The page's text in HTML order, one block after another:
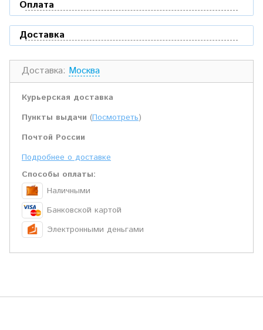
Оплата
Доставка
Доставка: Москва
Курьерская доставка
Пункты выдачи (Посмотреть)
Почтой России
Подробнее о доставке
Способы оплаты:
Наличными
Банковской картой
Электронными деньгами